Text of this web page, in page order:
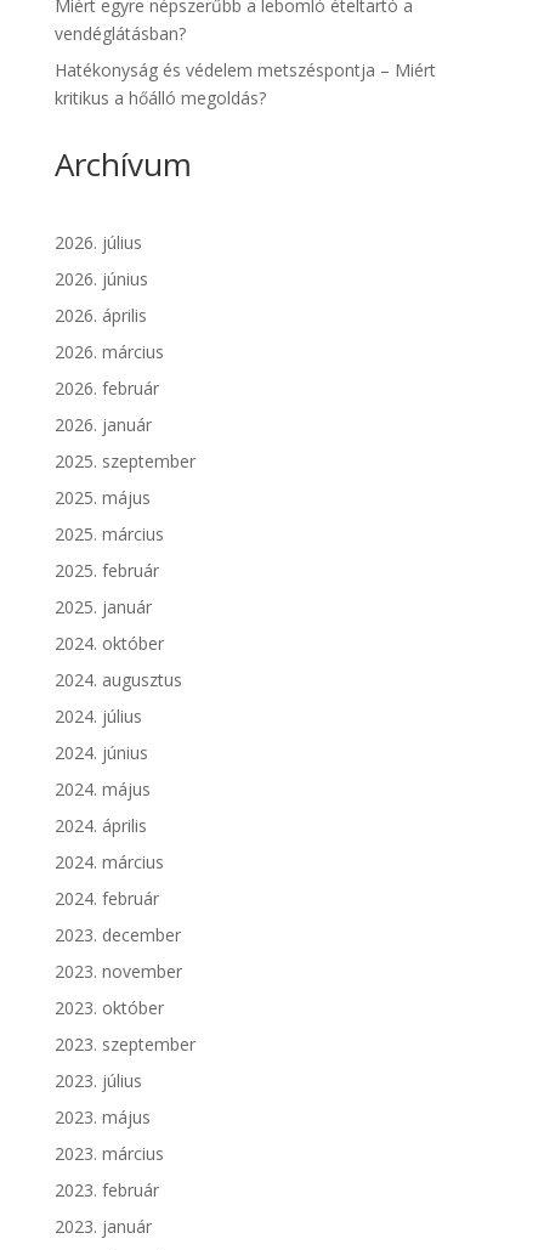
Miért egyre népszerűbb a lebomló ételtartó a
vendéglátásban?
Hatékonyság és védelem metszéspontja – Miért
kritikus a hőálló megoldás?
Archívum
2026. július
2026. június
2026. április
2026. március
2026. február
2026. január
2025. szeptember
2025. május
2025. március
2025. február
2025. január
2024. október
2024. augusztus
2024. július
2024. június
2024. május
2024. április
2024. március
2024. február
2023. december
2023. november
2023. október
2023. szeptember
2023. július
2023. május
2023. március
2023. február
2023. január